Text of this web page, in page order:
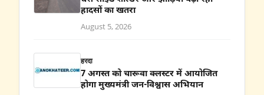
हादसों का खतरा
August 5, 2026
हरदा
7 अगस्त को चारूवा क्लस्टर में आयोजित
होगा मुख्यमंत्री जन-विश्वास अभियान